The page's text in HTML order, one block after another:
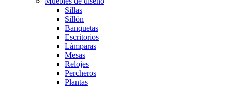
Sillas
Sillón
Banquetas
Escritorios
Lámparas
Mesas
Relojes
Percheros
Plantas